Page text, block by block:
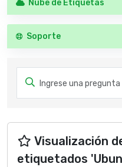
Nube de Etiquetas
Soporte
Visualización
etiquetados